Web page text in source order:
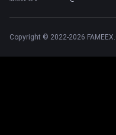
Copyright © 2022-2026